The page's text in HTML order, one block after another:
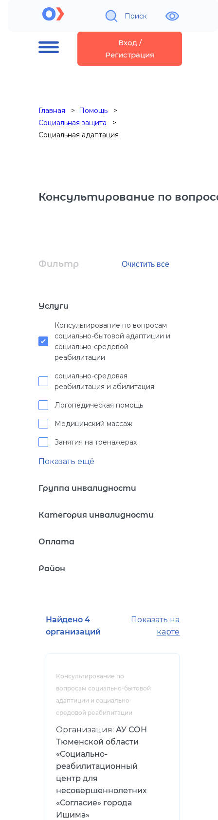
Поиск
Вход /
Регистрация
Главная
Помощь
Социальная защита
Социальная адаптация
Консультирование по
Фильтр
Услуги
Консультирование по вопросам
социально-бытовой адаптиции и
социально-средовой
реабилитации
социально-средовая
реабилитация и абилитация
Логопедическая помощь
Медицинский массаж
Занятия на тренажерах
Показать ещё
Группа инвалидности
Категория инвалидности
Оплата
Район
Найдено 4
организаций
Показать на
карте
Консультирование по
вопросам социально-бытовой
адаптиции и социально-
средовой реабилитации
Организация: АУ СОН
Тюменской области
«Социально-
реабилитационный
центр для
несовершеннолетних
«Согласие» города
Ишима»